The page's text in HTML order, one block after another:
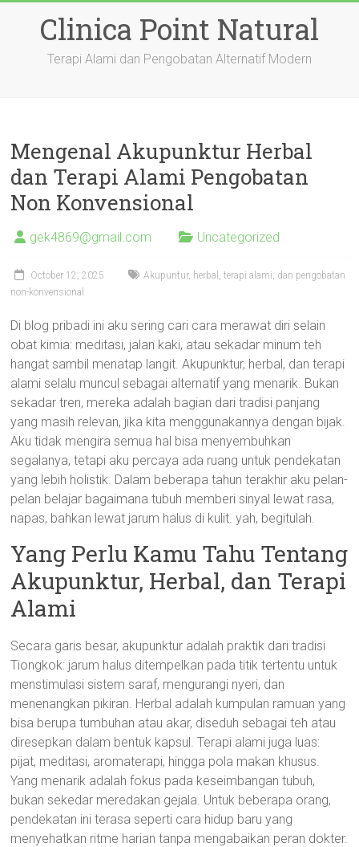
contentClinica Point Natural
Terapi Alami dan Pengobatan Alternatif Modern
Mengenal Akupunktur Herbal
dan Terapi Alami Pengobatan
Non Konvensional
gek4869@gmail.com Uncategorized
October 12, 2025
Akupuntur, herbal, terapi alami, dan pengobatan
non-konvensional
Di blog pribadi ini aku sering cari cara merawat diri selain
obat kimia: meditasi, jalan kaki, atau sekadar minum teh
hangat sambil menatap langit. Akupunktur, herbal, dan terapi
alami selalu muncul sebagai alternatif yang menarik. Bukan
sekadar tren, mereka adalah bagian dari tradisi panjang
yang masih relevan, jika kita menggunakannya dengan bijak.
Aku tidak mengira semua hal bisa menyembuhkan
segalanya, tetapi aku percaya ada ruang untuk pendekatan
yang lebih holistik. Dalam beberapa tahun terakhir aku pelan-
pelan belajar bagaimana tubuh memberi sinyal lewat rasa,
napas, bahkan lewat jarum halus di kulit. yah, begitulah.
Yang Perlu Kamu Tahu Tentang
Akupunktur, Herbal, dan Terapi
Alami
Secara garis besar, akupunktur adalah praktik dari tradisi
Tiongkok: jarum halus ditempelkan pada titik tertentu untuk
menstimulasi sistem saraf, mengurangi nyeri, dan
menenangkan pikiran. Herbal adalah kumpulan ramuan yang
bisa berupa tumbuhan atau akar, diseduh sebagai teh atau
diresepkan dalam bentuk kapsul. Terapi alami juga luas:
pijat, meditasi, aromaterapi, hingga pola makan khusus.
Yang menarik adalah fokus pada keseimbangan tubuh,
bukan sekedar meredakan gejala. Untuk beberapa orang,
pendekatan ini terasa seperti cara hidup baru yang
menyehatkan ritme harian tanpa mengabaikan peran dokter.